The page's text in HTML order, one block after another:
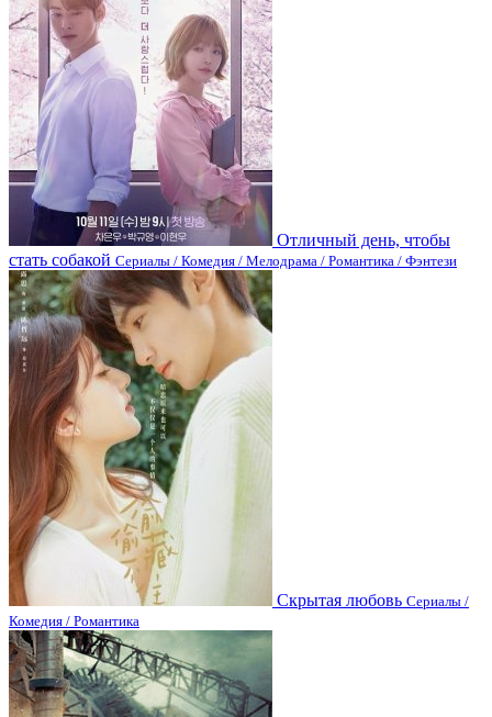
Отличный день, чтобы
стать собакой Сериалы / Комедия / Мелодрама / Романтика / Фэнтези
Скрытая любовь Сериалы /
Комедия / Романтика